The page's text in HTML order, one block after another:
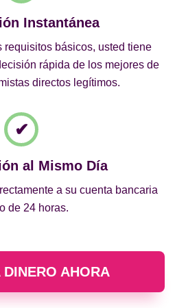
Instantánea
requisitos básicos, usted tiene
rápida de los mejores de
directos legítimos.
al Mismo Día
a su cuenta bancaria
de 24 horas.
AHORA